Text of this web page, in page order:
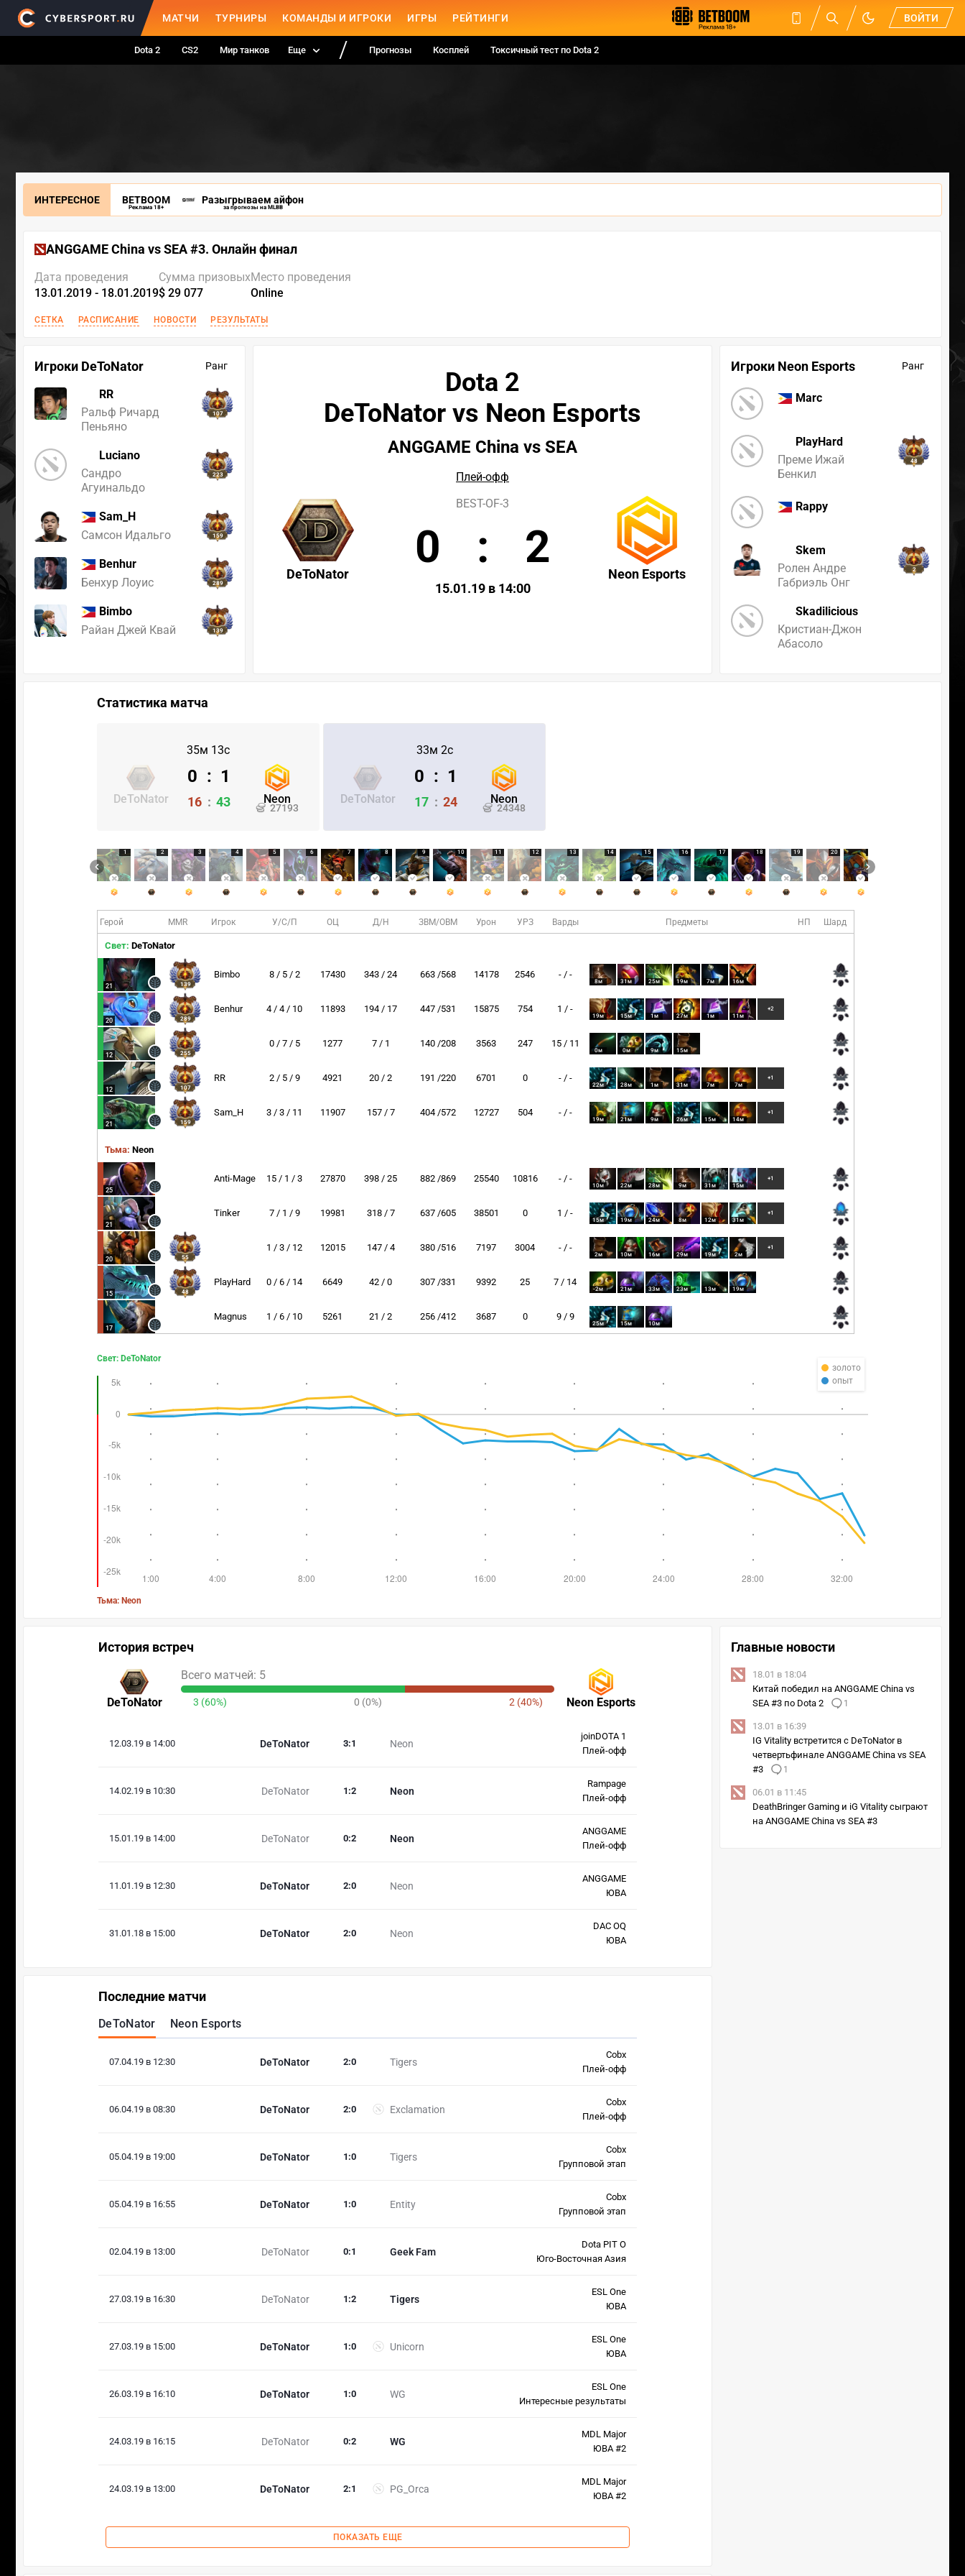
МАТЧИ ТУРНИРЫ КОМАНДЫ И ИГРОКИ ИГРЫ РЕЙТИНГИ ВОЙТИ
Dota 2 CS2 Мир танков Еще Прогнозы Косплей Токсичный тест по Dota 2
ИНТЕРЕСНОЕ BETBOOM
Реклама 18+
Разыгрываем айфон
за прогнозы на MLBB
ANGGAME China vs SEA #3. Онлайн финал
Дата проведения
13.01.2019 - 18.01.2019
Сумма призовых
$ 29 077
Место проведения
Online
СЕТКА РАСПИСАНИЕ НОВОСТИ РЕЗУЛЬТАТЫ
Игроки DeToNator Ранг
RR
Ральф Ричард
Пеньяно
107
Luciano
Сандро
Агуинальдо
223
Sam_H
Самсон Идальго
159
Benhur
Бенхур Лоуис
289
Bimbo
Райан Джей Квай
139
Игроки Neon Esports Ранг
Marc
PlayHard
Преме Ижай
Бенкил
48
Rappy
Skem
Ролен Андре
Габриэль Онг
2
Skadilicious
Кристиан-Джон
Абасоло
Dota 2
DeToNator vs Neon Esports
ANGGAME China vs SEA
Плей-офф
DeToNator Neon Esports
BEST-OF-3
0 : 2
15.01.19 в 14:00
Статистика матча
35м 13с
DeToNator Neon
27193
0 : 1
16 : 43
33м 2с
DeToNator Neon
24348
0 : 1
17 : 24
1 2 3 4 5 6 7 8 9 10 11 12 13 14 15 16 17 18 19 20
Герой MMR Игрок У/С/П ОЦ Д/Н ЗВМ/ОВМ Урон УРЗ Варды Предметы НП Шард
Свет: DeToNator
21 139
Bimbo 8 / 5 / 2 17430 343 / 24 663 /568 14178 2546 - / -
8м 31м 25м 19м 7м 16м
20 289
Benhur 4 / 4 / 10 11893 194 / 17 447 /531 15875 754 1 / -
19м 15м 1м 27м 1м 11м
+2
12 255
0 / 7 / 5 1277 7 / 1 140 /208 3563 247 15 / 11
0м 0м 9м 15м
12 107
RR 2 / 5 / 9 4921 20 / 2 191 /220 6701 0 - / -
22м 28м 1м 31м 7м 7м
+1
21 159
Sam_H 3 / 3 / 11 11907 157 / 7 404 /572 12727 504 - / -
19м 21м 9м 26м 15м 14м
+1
Тьма: Neon
25
Anti-Mage 15 / 1 / 3 27870 398 / 25 882 /869 25540 10816 - / -
10м 22м 28м 9м 31м 15м
+1
21
Tinker 7 / 1 / 9 19981 318 / 7 637 /605 38501 0 1 / -
15м 19м 24м 8м 12м 31м
+1
20 55
1 / 3 / 12 12015 147 / 4 380 /516 7197 3004 - / -
2м 10м 16м 29м 19м 2м
+1
15 48
PlayHard 0 / 6 / 14 6649 42 / 0 307 /331 9392 25 7 / 14
-2м 21м 33м 23м 13м 19м
17
Magnus 1 / 6 / 10 5261 21 / 2 256 /412 3687 0 9 / 9
25м 15м 10м
золото
опыт
Свет: DeToNator
Тьма: Neon
История встреч
DeToNator Neon Esports
Всего матчей: 5
3 (60%) 0 (0%) 2 (40%)
12.03.19 в 14:00 DeToNator Neon
3:1
joinDOTA 1
Плей-офф
14.02.19 в 10:30 DeToNator Neon
1 :2
Rampage
Плей-офф
15.01.19 в 14:00 DeToNator Neon
0:2
ANGGAME
Плей-офф
11.01.19 в 12:30 DeToNator Neon
2:0
ANGGAME
ЮВА
31.01.18 в 15:00 DeToNator Neon
2:0
DAC OQ
ЮВА
Последние матчи
DeToNator Neon Esports
07.04.19 в 12:30 DeToNator Tigers
2:0
Cobx
Плей-офф
06.04.19 в 08:30 DeToNator Exclamation
2:0
Cobx
Плей-офф
05.04.19 в 19:00 DeToNator Tigers
1 :0
Cobx
Групповой этап
05.04.19 в 16:55 DeToNator Entity
1 :0
Cobx
Групповой этап
02.04.19 в 13:00 DeToNator Geek Fam
0:1
Dota PIT O
Юго-Восточная Азия
27.03.19 в 16:30 DeToNator Tigers
1 :2
ESL One
ЮВА
27.03.19 в 15:00 DeToNator Unicorn
1 :0
ESL One
ЮВА
26.03.19 в 16:10 DeToNator WG
1 :0
ESL One
Интересные результаты
24.03.19 в 16:15 DeToNator WG
0:2
MDL Major
ЮВА #2
24.03.19 в 13:00 DeToNator PG_Orca
2:1
MDL Major
ЮВА #2
ПОКАЗАТЬ ЕЩЕ
Главные новости
18.01 в 18:04
Китай победил на ANGGAME China vs
SEA #3 по Dota 2
1
13.01 в 16:39
IG Vitality встретится с DeToNator в
четвертьфинале ANGGAME China vs SEA
#3
1
06.01 в 11:45
DeathBringer Gaming и iG Vitality сыграют
на ANGGAME China vs SEA #3